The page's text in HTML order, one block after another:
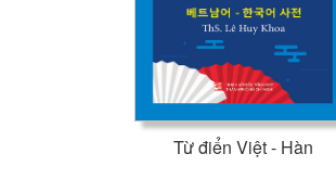
Từ điển Việt - Hàn